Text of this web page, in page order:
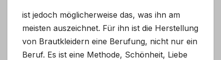
ist jedoch möglicherweise das, was ihn am
meisten auszeichnet. Für ihn ist die Herstellung
von Brautkleidern eine Berufung, nicht nur ein
Beruf. Es ist eine Methode, Schönheit, Liebe